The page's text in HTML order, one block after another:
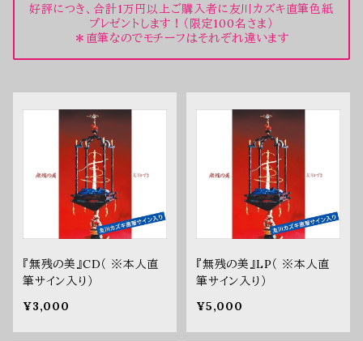
好評につき、合計1万円以上ご購入者に友川カズキ直筆色紙
プレゼントします！（限定100名さま）
＊直筆なのでモチーフはそれぞれ違います
『無残の美』CD（ ※本人直
筆サイン入り）
¥3,000
『無残の美』LP（ ※本人直
筆サイン入り）
¥5,000